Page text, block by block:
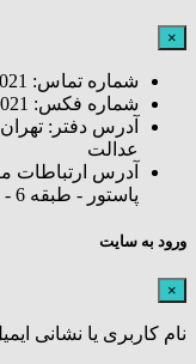
×
شماره تماس: 021- 000000
شماره فکس: 021-222222
آدرس دفتر:
عدالت
آدرس ارتباطات
پاستور - طبقه 6 - واحد 12
ورود به سایت
×
نام کاربری یا نشانی